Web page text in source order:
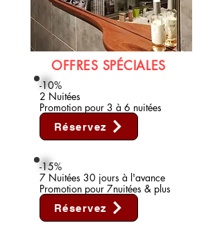
OFFRES SPÉCIALES
-10%
2 Nuitées
Promotion pour 3 à 6 nuitées
Réservez
-15%
7 Nuitées 30 jours à l'avance
Promotion pour 7nuitées & plus
Réservez